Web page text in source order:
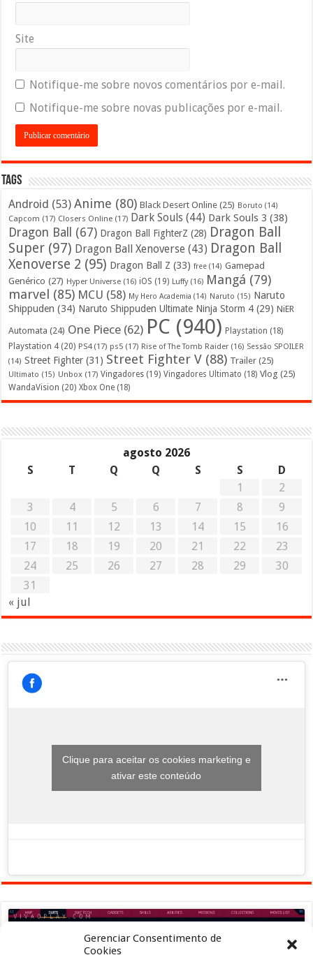
Gerenciar Consentimento de
Cookies
Site
Notifique-me sobre novos comentários por e-mail.
Notifique-me sobre novas publicações por e-mail.
Tags
Android (53) Anime (80) Black Desert Online (25) Boruto (14)
Capcom (17) Closers Online (17) Dark Souls (44) Dark Souls 3 (38)
Dragon Ball (67) Dragon Ball FighterZ (28) Dragon Ball
Super (97) Dragon Ball Xenoverse (43) Dragon Ball
Xenoverse 2 (95) Dragon Ball Z (33) free (14) Gamepad
Genérico (27) Hyper Universe (16) iOS (19) Luffy(16) Mangá (79)
marvel (85) MCU (58) My Hero Academia (14) Naruto (15) Naruto
Shippuden (34) Naruto Shippuden Ultimate Ninja Storm 4 (29) NiER
Automata (24) One Piece (62) PC (940) Playstation (18)
Playstation 4 (20) PS4(17) ps5 (17) Rise of The Tomb Raider (16) Sessão SPOILER
(14) Street Fighter (31) Street Fighter V (88) Trailer (25)
Ultimato (15) Unbox (17) Vingadores (19) Vingadores Ultimato (18) Vlog (25)
WandaVision (20) Xbox One (18)
agosto 2026
S
T Q Q S S
D
1
2
3
4 5 6 7 8
9
10
11 12 13 14 15
16
17
18 19 20 21 22
23
24
25 26 27 28 29
30
31
« jul
Clique para aceitar os cookies marketing e
ativar este conteúdo